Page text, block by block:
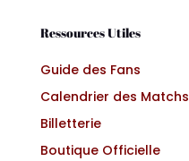
Ressources Utiles
Guide des Fans
Calendrier des Matchs
Billetterie
Boutique Officielle